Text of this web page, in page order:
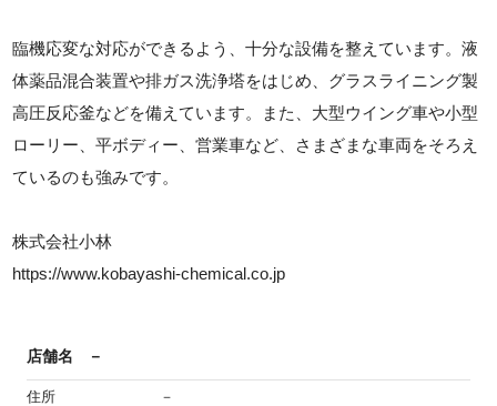
臨機応変な対応ができるよう、十分な設備を整えています。液
体薬品混合装置や排ガス洗浄塔をはじめ、グラスライニング製
高圧反応釜などを備えています。また、大型ウイング車や小型
ローリー、平ボディー、営業車など、さまざまな車両をそろえ
ているのも強みです。
株式会社小林
https://www.kobayashi-chemical.co.jp
店舗名 －
住所 －